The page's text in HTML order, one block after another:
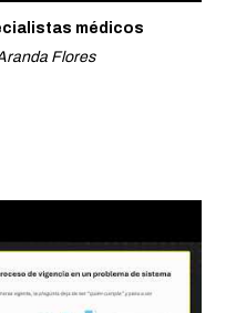
médicos
Flores